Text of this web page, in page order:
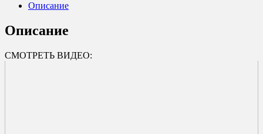
Описание
Описание
СМОТРЕТЬ ВИДЕО: